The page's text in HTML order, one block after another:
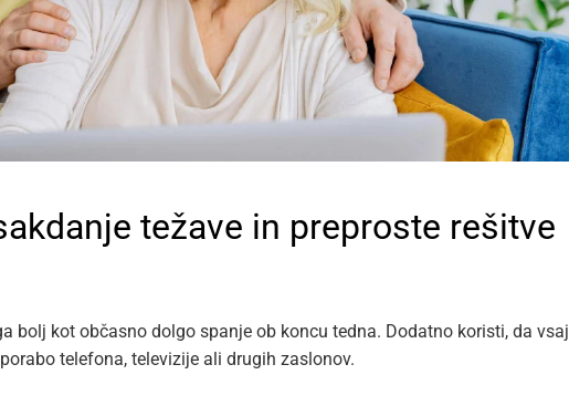
težave in preproste rešitve
bolj kot občasno dolgo spanje ob koncu tedna. Dodatno koristi, da vsaj
telefona, televizije ali drugih zaslonov.